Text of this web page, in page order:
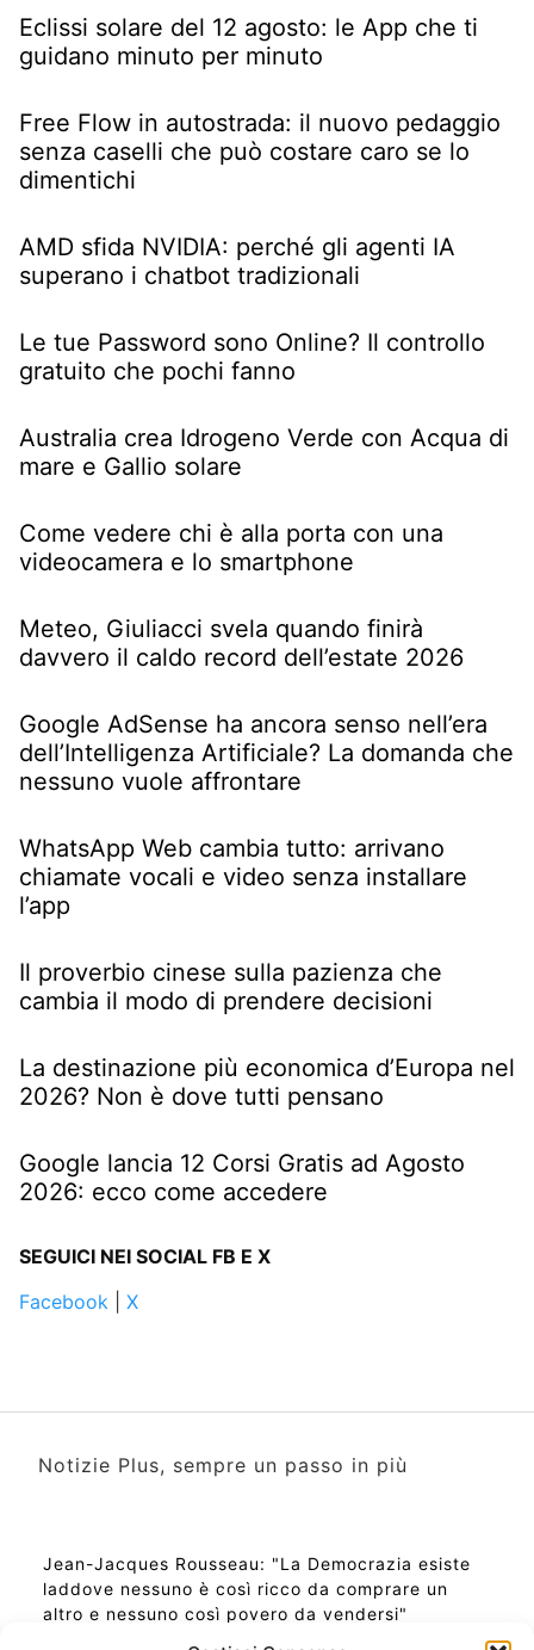
Eclissi solare del 12 agosto: le App che ti
guidano minuto per minuto
Free Flow in autostrada: il nuovo pedaggio
senza caselli che può costare caro se lo
dimentichi
AMD sfida NVIDIA: perché gli agenti IA
superano i chatbot tradizionali
Le tue Password sono Online? Il controllo
gratuito che pochi fanno
Australia crea Idrogeno Verde con Acqua di
mare e Gallio solare
Come vedere chi è alla porta con una
videocamera e lo smartphone
Meteo, Giuliacci svela quando finirà
davvero il caldo record dell’estate 2026
Google AdSense ha ancora senso nell’era
dell’Intelligenza Artificiale? La domanda che
nessuno vuole affrontare
WhatsApp Web cambia tutto: arrivano
chiamate vocali e video senza installare
l’app
Il proverbio cinese sulla pazienza che
cambia il modo di prendere decisioni
La destinazione più economica d’Europa nel
2026? Non è dove tutti pensano
Google lancia 12 Corsi Gratis ad Agosto
2026: ecco come accedere
SEGUICI NEI SOCIAL FB E X
Facebook
X
Notizie Plus, sempre un passo in più
Jean-Jacques Rousseau: "La Democrazia esiste
laddove nessuno è così ricco da comprare un
altro e nessuno così povero da vendersi"